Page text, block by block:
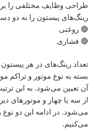
طراحی وظایف مختلفی را
رینگ‌های پیستون را به دو
🔴 روغنی
🔴 فشاری
تعداد رینگ‌های در هر
بسته به نوع موتور و
آن تعیین می‌شود. به این
از سه یا چهار و موتورهای
می‌شود. در ادامه این دو نوع
می‌کنیم.